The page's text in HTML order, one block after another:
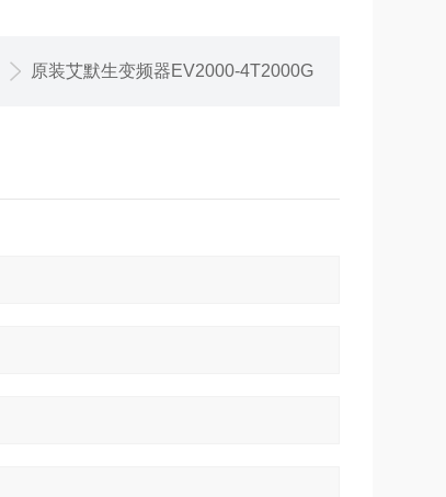
原装艾默生变频器EV2000-4T2000G